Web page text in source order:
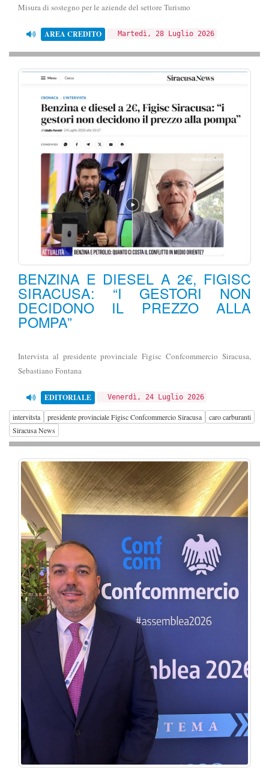
Misura di sostegno per le aziende del settore Turismo
AREA CREDITO Martedì, 28 Luglio 2026
BENZINA E DIESEL A 2€, FIGISC
SIRACUSA: “I GESTORI NON
DECIDONO IL PREZZO ALLA
POMPA”
Intervista al presidente provinciale Figisc Confcommercio Siracusa,
Sebastiano Fontana
EDITORIALE Venerdì, 24 Luglio 2026
intervitsta presidente provinciale Figisc Confcommercio Siracusa
caro carburanti
Siracusa News